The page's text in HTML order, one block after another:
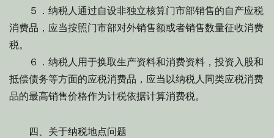
５．纳税人通过自设非独立核算门市部销售的自产应税
消费品，应当按照门市部对外销售额或者销售数量征收消费
税。
６．纳税人用于换取生产资料和消费资料，投资入股和
抵偿债务等方面的应税消费品，应当以纳税人同类应税消费
品的最高销售价格作为计税依据计算消费税。
四、关于纳税地点问题